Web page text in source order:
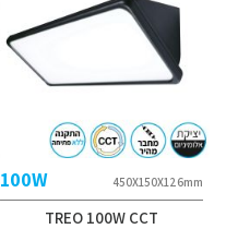
450X150X126mm
100W
TREO 100W CCT